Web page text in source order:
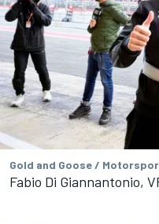
Gold and Goose /
Fabio Di Giannantonio,